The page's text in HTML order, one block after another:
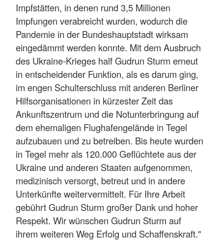
Impfstätten, in denen rund 3,5 Millionen
Impfungen verabreicht wurden, wodurch die
Pandemie in der Bundeshauptstadt wirksam
eingedämmt werden konnte. Mit dem Ausbruch
des Ukraine-Krieges half Gudrun Sturm erneut
in entscheidender Funktion, als es darum ging,
im engen Schulterschluss mit anderen Berliner
Hilfsorganisationen in kürzester Zeit das
Ankunftszentrum und die Notunterbringung auf
dem ehemaligen Flughafengelände in Tegel
aufzubauen und zu betreiben. Bis heute wurden
in Tegel mehr als 120.000 Geflüchtete aus der
Ukraine und anderen Staaten aufgenommen,
medizinisch versorgt, betreut und in andere
Unterkünfte weitervermittelt. Für Ihre Arbeit
gebührt Gudrun Sturm großer Dank und hoher
Respekt. Wir wünschen Gudrun Sturm auf
ihrem weiteren Weg Erfolg und Schaffenskraft."